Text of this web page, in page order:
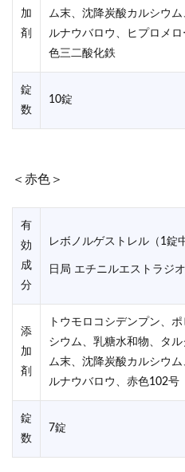
加
剤
ム末、沈降炭酸カルシウ
ルナウバロウ、ヒプロメ
色三二酸化鉄
錠
数
10錠
＜赤色＞
有
効
成
分
レボノルゲストレル（1錠
日局 エチニルエストラジ
添
加
剤
トウモロコシデンプン、
シウム、乳糖水和物、タ
ム末、沈降炭酸カルシウ
ルナウバロウ、赤色102号
錠
数
7錠